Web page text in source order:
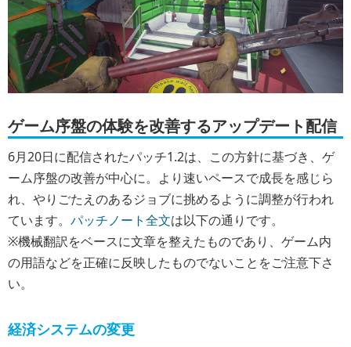
ゲーム序盤の体験を改善するアップデート配信
6月20日に配信されたパッチ1.2は、この方針に基づき、ゲ
ーム序盤の改善が中心に。より速いペースで成長を感じら
れ、やりごたえのあるジョブに挑めるように調整が行われ
ています。 パッチノート全文は以下の通りです。
※機械翻訳をベースに文章を整えたものであり、ゲーム内
の用語などを正確に反映したものでないことをご注意下さ
い。
経済システムの変更